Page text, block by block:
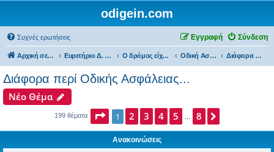
odigein.com
Συχνές ερωτήσεις Σύνδεση
Εγγραφή
Αρχική σελίδα Ευρετήριο Δ. Συζήτησης Ο δρόμος είχε την δική του Ιστορία... Οδική Ασφάλεια... Διάφορα περί Οδικής Ασφάλειας...
Διάφορα περί Οδικής Ασφάλειας...
Νέο Θέμα
199 θέματα Σελίδα 1από
1 2 3 4 5 8
Ανακοινώσεις